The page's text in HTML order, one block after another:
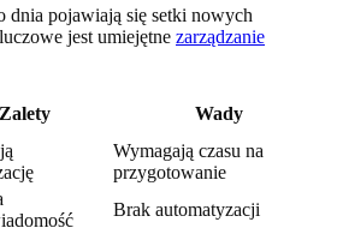
dnia pojawiają się setki nowych
jest umiejętne zarządzanie
Zalety Wady
Wymagają czasu na
przygotowanie
Brak automatyzacji